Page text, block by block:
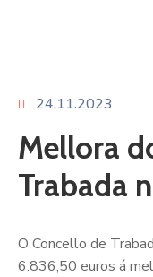
24.11.2023
Mellora
Trabada
O Concello de
6.836,50 euros á